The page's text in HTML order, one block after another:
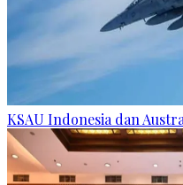
KSAU Indonesia dan